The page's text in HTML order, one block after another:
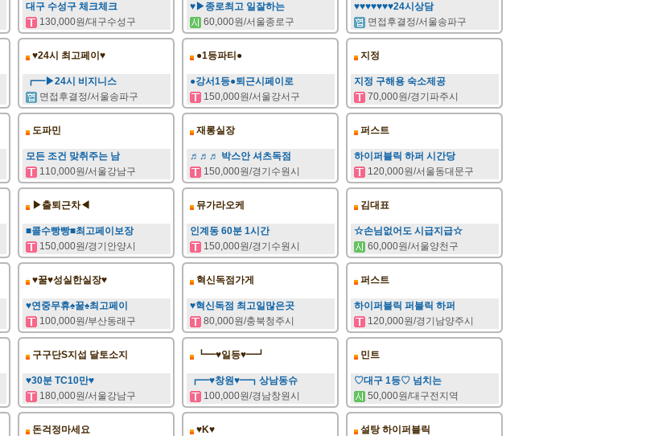
대구 수성구 체크체크
130,000원/대구수성구
♥▶종로최고 일잘하는
60,000원/서울종로구
♥♥♥♥♥♥♥24시상담
면접후결정/서울송파구
♥24시 최고페이♥
┏━▶24시 비지니스
면접후결정/서울송파구
●1등파티●
●강서1등●퇴근시페이로
150,000원/서울강서구
지정
지정 구해용 숙소제공
70,000원/경기파주시
도파민
모든 조건 맞취주는 남
110,000원/서울강남구
재롱실장
♬♬♬ 박스안 셔츠독점
150,000원/경기수원시
퍼스트
하이퍼블릭 하퍼 시간당
120,000원/서울동대문구
▶출퇴근차◀
■콜수빵빵■최고페이보장
150,000원/경기안양시
뮤가라오케
인계동 60분 1시간
150,000원/경기수원시
김대표
☆손님없어도 시급지급☆
60,000원/서울양천구
♥꿀♥성실한실장♥
♥연중무휴♠꿀♠최고페이
100,000원/부산동래구
혁신독점가게
♥혁신독점 최고일많은곳
80,000원/충북청주시
퍼스트
하이퍼블릭 퍼블릭 하퍼
120,000원/경기남양주시
구구단S지섭 달토소지
♥30분 TC10만♥
180,000원/서울강남구
┗━♥일등♥━┛
┏━♥창원♥━┓상남동슈
100,000원/경남창원시
민트
♡대구 1등♡ 넘치는
50,000원/대구전지역
돈걱정마세요 ♥K♥ 설탕 하이퍼블릭